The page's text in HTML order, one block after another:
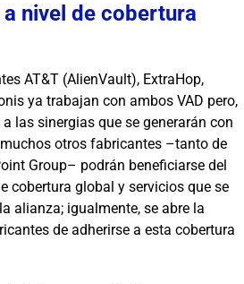
nivel de cobertura
AT&T (AlienVault), ExtraHop,
ya trabajan con ambos VAD pero,
las sinergias que se generarán con
otros fabricantes –tanto de
Group– podrán beneficiarse del
cobertura global y servicios que se
alianza; igualmente, se abre la
de adherirse a esta cobertura